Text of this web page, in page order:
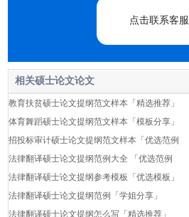
点击联系客服
相关硕士论文论文
教育扶贫硕士论文提纲范文样本「精选推荐」
体育舞蹈硕士论文提纲范文样本「模板分享」
招投标审计硕士论文提纲范文样本「优选范例
法律翻译硕士论文提纲范例大全 「优选范例
法律翻译硕士论文提纲参考模板「优选模板」
法律翻译硕士论文提纲范例「学姐分享」
法律翻译硕士论文提纲怎么写「精选推荐」